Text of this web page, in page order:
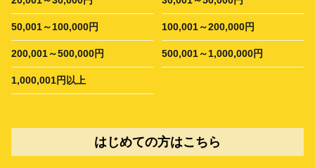
50,001～100,000円 100,001～200,000円
200,001～500,000円 500,001～1,000,000円
1,000,001円以上
はじめての方はこちら